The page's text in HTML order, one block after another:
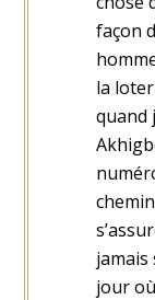
façon
la
quand
jamais
jour